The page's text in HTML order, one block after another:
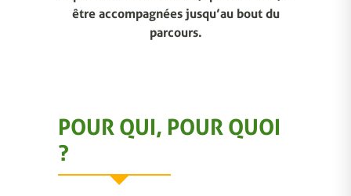
être accompagnées jusqu’au bout du
parcours.
POUR QUI, POUR QUOI
?